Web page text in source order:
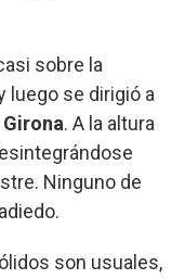
sobre la
luego se dirigió a
Girona. A la altura
Ninguno de
son usuales,